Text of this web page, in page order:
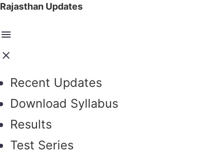
Rajasthan Updates
Recent Updates
Download Syllabus
Results
Test Series